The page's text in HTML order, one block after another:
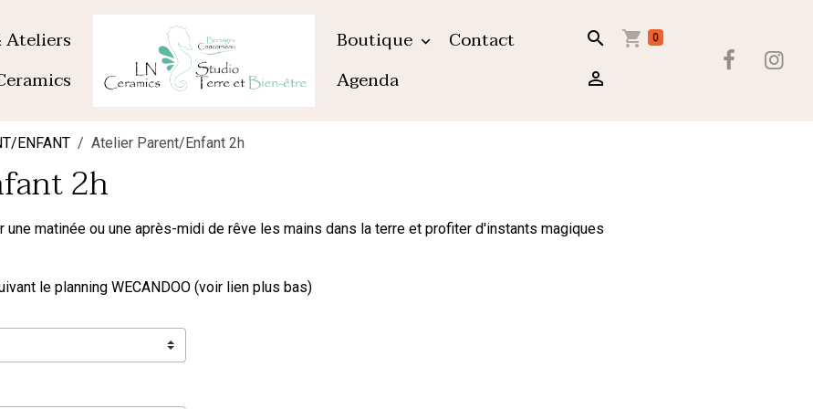
Ateliers
Boutique
Contact
Agenda
0
ENFANT Atelier Parent/Enfant 2h
2h
une matinée ou une après-midi de rêve les mains dans la terre et profiter d'instants magiques
le planning WECANDOO (voir lien plus bas)